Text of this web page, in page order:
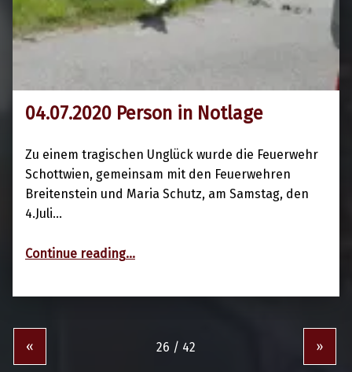
04.07.2020 Person in Notlage
Zu einem tragischen Unglück wurde die Feuerwehr
Schottwien, gemeinsam mit den Feuerwehren
Breitenstein und Maria Schutz, am Samstag, den
4.Juli…
Continue reading
“04.07.2020 Person in Notlage”
…
6. Juli 2020
« »